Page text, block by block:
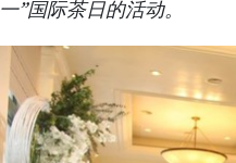
一”国际茶日的活动。